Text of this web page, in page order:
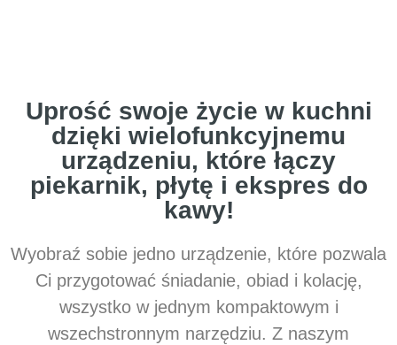
Uprość swoje życie w kuchni
dzięki wielofunkcyjnemu
urządzeniu, które łączy
piekarnik, płytę i ekspres do
kawy!
Wyobraź sobie jedno urządzenie, które pozwala
Ci przygotować śniadanie, obiad i kolację,
wszystko w jednym kompaktowym i
wszechstronnym narzędziu. Z naszym